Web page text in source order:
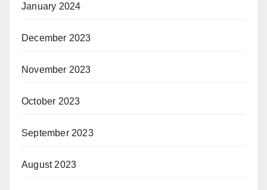
January 2024
December 2023
November 2023
October 2023
September 2023
August 2023